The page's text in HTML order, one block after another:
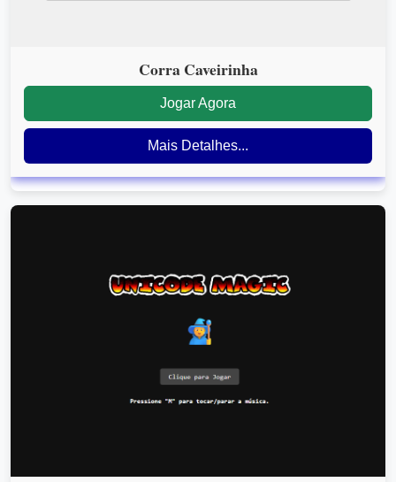
Corra Caveirinha
Jogar Agora
Mais Detalhes...